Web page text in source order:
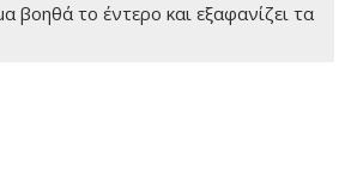
βοηθά το έντερο και εξαφανίζει τα